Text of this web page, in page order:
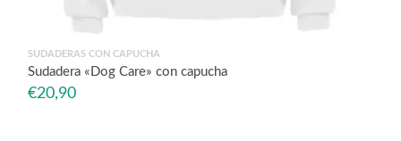
SUDADERAS CON CAPUCHA
Sudadera «Dog Care» con capucha
€20,90